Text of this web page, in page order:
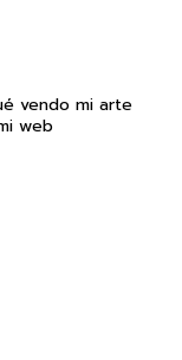
vendo mi arte
web